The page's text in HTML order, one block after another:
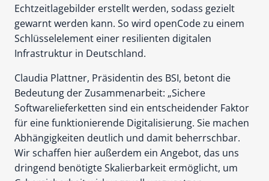
Echtzeitlagebilder erstellt werden, sodass gezielt
gewarnt werden kann. So wird openCode zu einem
Schlüsselelement einer resilienten digitalen
Infrastruktur in Deutschland.
Claudia Plattner, Präsidentin des BSI, betont die
Bedeutung der Zusammenarbeit: „Sichere
Softwarelieferketten sind ein entscheidender Faktor
für eine funktionierende Digitalisierung. Sie machen
Abhängigkeiten deutlich und damit beherrschbar.
Wir schaffen hier außerdem ein Angebot, das uns
dringend benötigte Skalierbarkeit ermöglicht, um